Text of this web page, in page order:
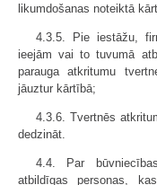
likumdošanas noteiktā
4.3.5. Pie iestāžu,
ieejām vai to tuvumā
parauga atkritumu
jāuztur kārtībā;
4.3.6. Tvertnēs
dedzināt.
4.4. Par
atbildīgas personas,